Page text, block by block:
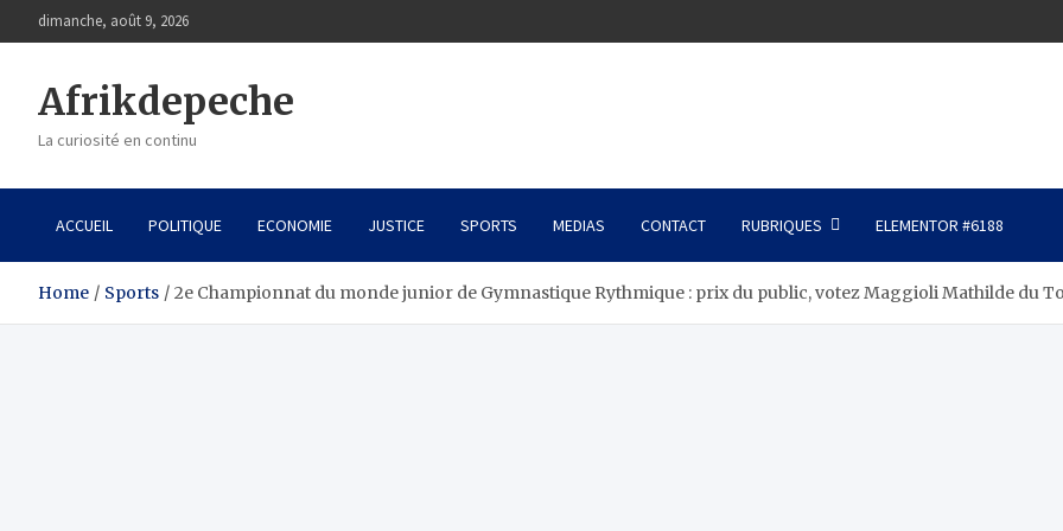
to
dimanche, août 9, 2026
Afrikdepeche
La curiosité en continu
ACCUEIL POLITIQUE ECONOMIE JUSTICE SPORTS MEDIAS CONTACT RUBRIQUES ELEMENTOR #6188
Home Sports 2e Championnat du monde junior de Gymnastique Rythmique : prix du public, votez Maggioli Mathilde du